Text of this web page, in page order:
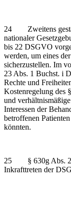
24 Zweitens
nationaler
bis 22 DSGVO
werden, um eines
sicherzustellen. Im
23 Abs. 1 Buchst. i
Rechte und
Kostenregelung des
und
Interessen der
betroffenen
könnten.
25 § 630g Abs. 2
Inkrafttreten der